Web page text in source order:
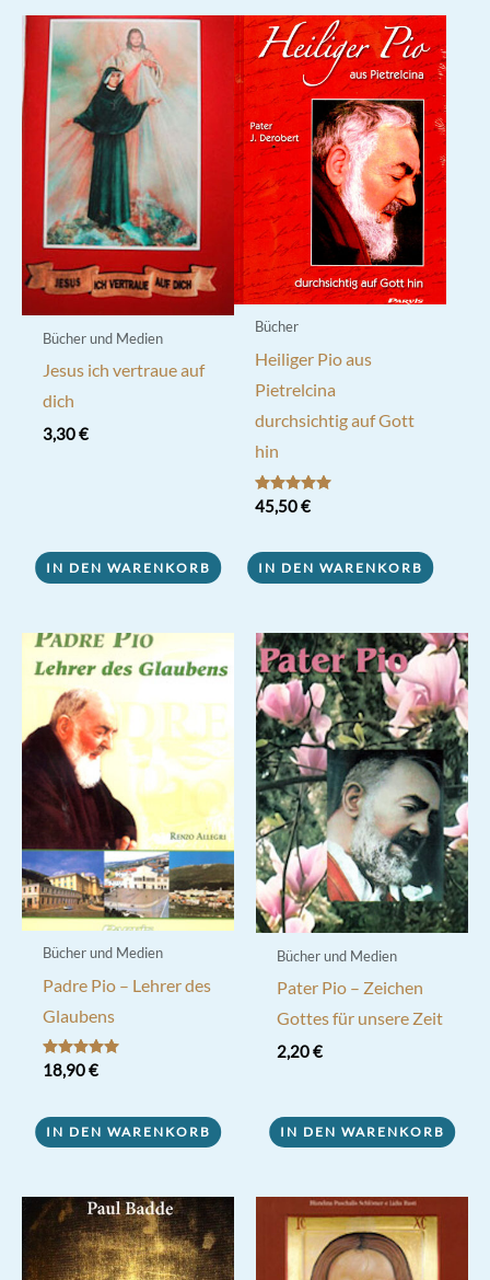
Bücher und Medien
Jesus ich vertraue auf
dich
3,30€
IN DEN WARENKORB
Bücher
Heiliger Pio aus
Pietrelcina
durchsichtig auf Gott
hin
Bewertet mit
5.00
45,50€
IN DEN WARENKORB
Bücher und Medien
Padre Pio – Lehrer des
Glaubens
Bewertet mit
5.00
18,90€
IN DEN WARENKORB
Bücher und Medien
Pater Pio – Zeichen
Gottes für unsere Zeit
2,20€
IN DEN WARENKORB